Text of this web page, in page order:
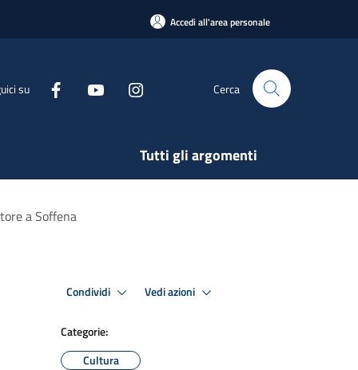
Accedi all'area personale
su Cerca
Tutti gli argomenti
a Soffena
Condividi Vedi azioni
Categorie:
Cultura